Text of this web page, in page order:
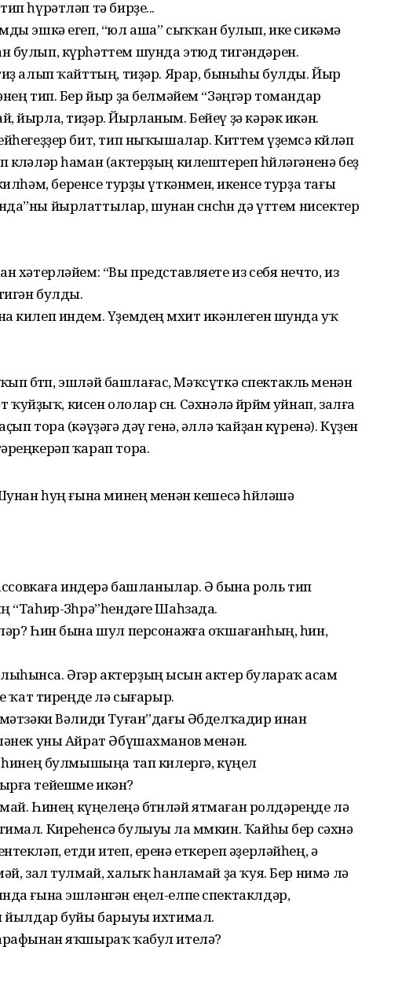
һүрәтләп тә бирҙе...
эшкә егеп, “юл аша” сыҡҡан булып, ике сикәмә
булып, күрһәттем шунда этюд тигәндәрен.
алып ҡайттың, тиҙәр. Ярар, быныһы булды. Йыр
тип. Бер йыр ҙа белмәйем “Зәңгәр томандар
йырла, тиҙәр. Йырланым. Бейеү ҙә кәрәк икән.
бит, тип ныҡышалар. Киттем үҙемсә көйләп
һаман (актерҙың килештереп һөйләгәненә беҙ
килһәм, беренсе турҙы үткәнмен, икенсе турҙа тағы
йырлаттылар, шунан өсөнсөһөн дә үттем нисектер
хәтерләйем: “Вы представляете из себя нечто, из
булды.
килеп индем. Үҙемдең мөхит икәнлеген шунда уҡ
бөтөп, эшләй башлағас, Мәҡсүткә спектакль менән
кисен ололар өсөн. Сәхнәлә йөрөйөм уйнап, залға
тора (кәүҙәгә дәү генә, әллә ҡайҙан күренә). Күҙен
ҡарап тора.
һуң ғына минең менән кешесә һөйләшә
индерә башланылар. Ә бына роль тип
Зөһрә”һендәге Шаһзада.
Һин бына шул персонажға оҡшағанһың, һин,
Әгәр актерҙың ысын актер булараҡ асам
ҡат тиреңде лә сығарыр.
Вәлиди Туған”дағы Әбделҡадир инан
уны Айрат Әбүшахманов менән.
һинең булмышыңа тап килергә, күңел
тейешме икән?
Һинең күңелеңә бөтөнләй ятмаған ролдәреңде лә
Киреһенсә булыуы ла мөмкин. Ҡайһы бер сәхнә
етди итеп, еренә еткереп әҙерләйһең, ә
зал тулмай, халыҡ һанламай ҙа ҡуя. Бер нимә лә
ғына эшләнгән еңел-елпе спектаклдәр,
йылдар буйы барыуы ихтимал.
яҡшыраҡ ҡабул ителә?